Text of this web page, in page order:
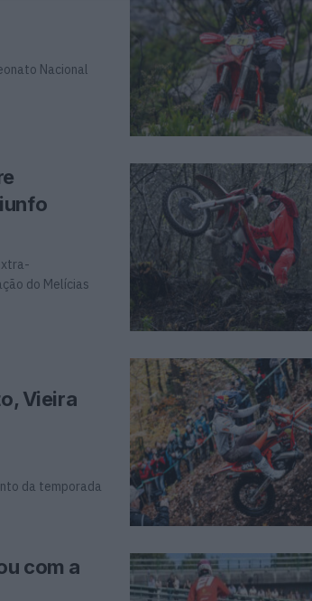
Nacional
do Melícias
Vieira
da temporada
com a